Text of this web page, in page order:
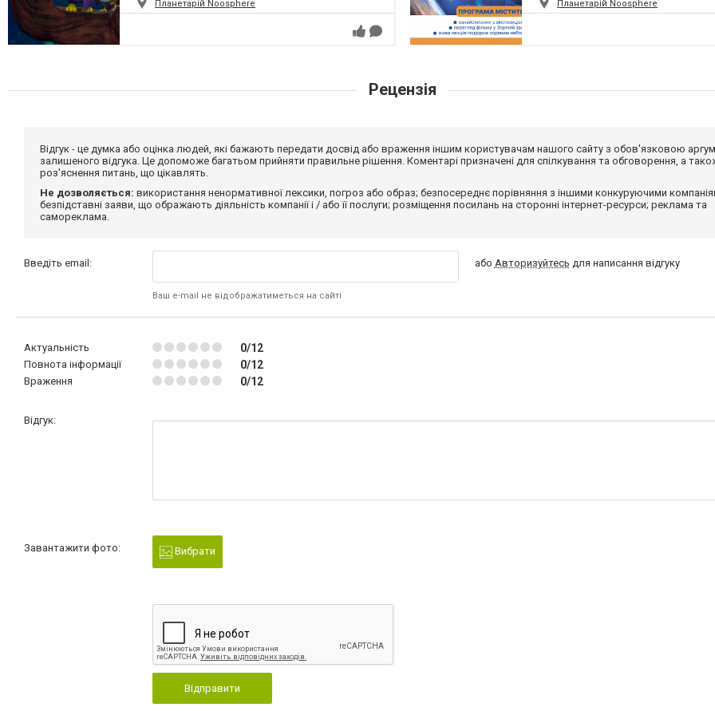
Планетарій Noosphere
Планетарій Noosphere
Рецензія
Відгук - це думка або оцінка людей, які бажають передати досвід або враження іншим користувачам нашого сайту з обов'язковою
залишеного відгука. Це допоможе багатьом прийняти правильне рішення. Коментарі призначені для спілкування та обговорення, а
роз'яснення питань, що цікавлять.
Не дозволяється: використання ненормативної лексики, погроз або образ; безпосереднє порівняння з іншими конкуруючими
безпідставні заяви, що ображають діяльність компанії і / або її послуги; розміщення посилань на сторонні інтернет-ресурси; реклама та
самореклама.
Введіть email:
Ваш e-mail не відображатиметься на сайті
або Авторизуйтесь для написання відгуку
Актуальність 0/12
Повнота інформації 0/12
Враження 0/12
Відгук:
Завантажити фото: Вибрати
Відправити